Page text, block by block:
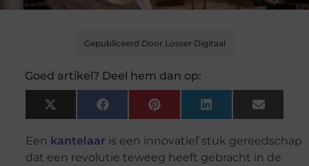
Gepubliceerd Door Losser Digitaal
Goed artikel? Deel hem dan op:
X
(Twitter)
FacebookPinterest LinkedIn Email
Een kantelaar is een innovatief stuk gereedschap
dat een revolutie teweeg heeft gebracht in de